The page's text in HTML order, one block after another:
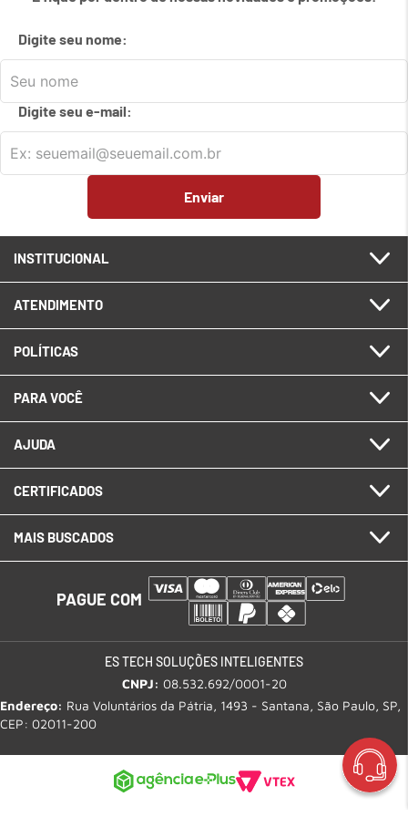
8º emmeetup logitech
9 emcaixa
10ºemteclado fio
Digite seu nome:
Digite seu e-mail:
Enviar
INSTITUCIONAL
ATENDIMENTO
POLÍTICAS
PARA VOCÊ
AJUDA
CERTIFICADOS
MAIS BUSCADOS
PAGUE COM
ES TECH SOLUÇÕES INTELIGENTES
CNPJ: 08.532.692/0001-20
Endereço: Rua Voluntários da Pátria, 1493 - Santana, São Paulo, SP,
CEP: 02011-200